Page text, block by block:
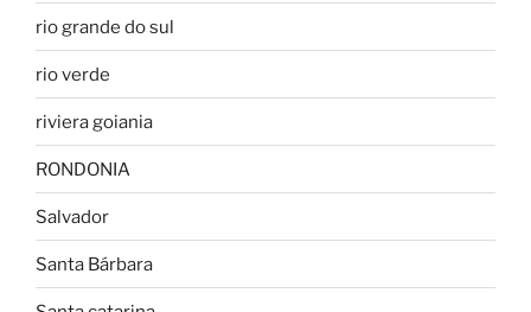
rio grande do sul
rio verde
riviera goiania
RONDONIA
Salvador
Santa Bárbara